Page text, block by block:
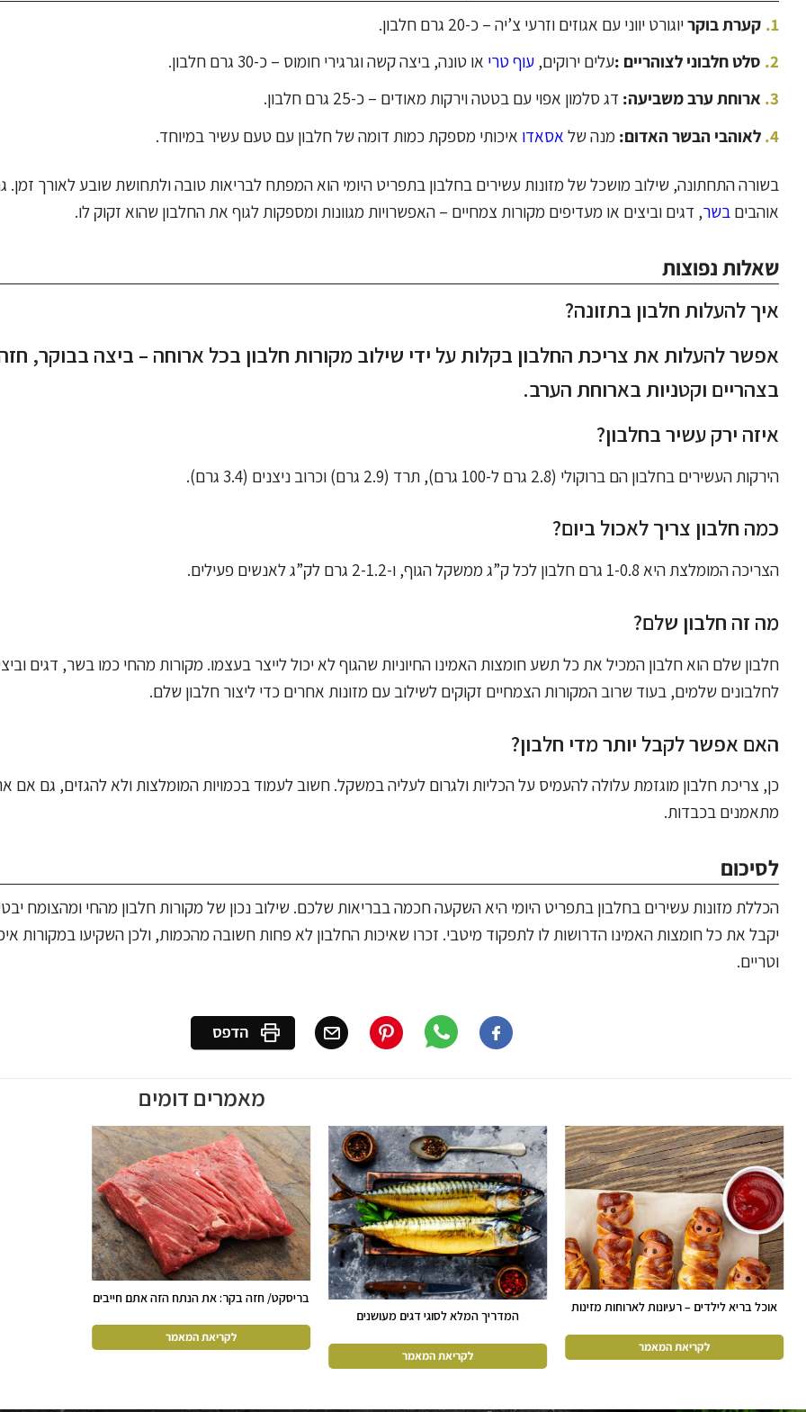
קערת בוקריוגורט יווני עם אגוזים וזרעי צ’יה – כ-20 גרם חלבון.
סלט חלבוני לצוהריים :עלים ירוקים, עוף טרי או טונה, ביצה קשה וגרגירי חומוס – כ-30 גרם חלבון.
ארוחת ערב משביעה: דג סלמון אפוי עם בטטה וירקות מאודים – כ-25 גרם חלבון.
לאוהבי הבשר האדום: מנה של אסאדו איכותי מספקת כמות דומה של חלבון עם טעם עשיר במיוחד.
בשורה התחתונה, שילוב מושכל של מזונות עשירים בחלבון בתפריט היומי הוא המפתח לבריאות טובה ולתחושת שובע לאורך
אוהבים בשר, דגים וביצים או מעדיפים מקורות צמחיים – האפשרויות מגוונות ומספקות לגוף את החלבון שהוא זקוק לו.
שאלות נפוצות
איך להעלות חלבון בתזונה?
אפשר להעלות את צריכת החלבון בקלות על ידי שילוב מקורות חלבון בכל ארוחה – ביצה בבוקר,
בצהריים וקטניות בארוחת הערב.
איזה ירק עשיר בחלבון?
הירקות העשירים בחלבון הם ברוקולי (2.8 גרם ל-100 גרם), תרד (2.9 גרם) וכרוב ניצנים (3.4 גרם).
כמה חלבון צריך לאכול ביום?
הצריכה המומלצת היא 1-0.8 גרם חלבון לכל ק”ג ממשקל הגוף, ו-2-1.2 גרם לק”ג לאנשים פעילים.
מה זה חלבון שלם?
חלבון שלם הוא חלבון המכיל את כל תשע חומצות האמינו החיוניות שהגוף לא יכול לייצר בעצמו. מקורות מהחי כמו בשר, דגים
לחלבונים שלמים, בעוד שרוב המקורות הצמחיים זקוקים לשילוב עם מזונות אחרים כדי ליצור חלבון שלם.
האם אפשר לקבל יותר מדי חלבון?
כן, צריכת חלבון מוגזמת עלולה להעמיס על הכליות ולגרום לעליה במשקל. חשוב לעמוד בכמויות המומלצות ולא להגזים, גם אם
מתאמנים בכבדות.
לסיכום
הכללת מזונות עשירים בחלבון בתפריט היומי היא השקעה חכמה בבריאות שלכם. שילוב נכון של מקורות חלבון מהחי ומהצומח
יקבל את כל חומצות האמינו הדרושות לו לתפקוד מיטבי. זכרו שאיכות החלבון לא פחות חשובה מהכמות, ולכן השקיעו במקורות
וטריים.
מאמרים דומים
המדריך המלא לסוגי דגים מעושנים
בריסקט/ חזה בקר: את הנתח הזה אתם חייבים
אוכל בריא לילדים – רעיונות לארוחות מזינות